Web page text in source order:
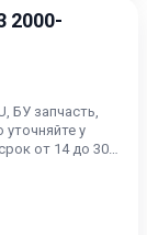
2000-
БУ запчасть,
у
от 14 до 30